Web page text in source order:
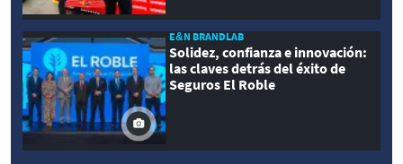
E&N BRANDLAB
Solidez, confianza e innovación:
las claves detrás del éxito de
Seguros El Roble